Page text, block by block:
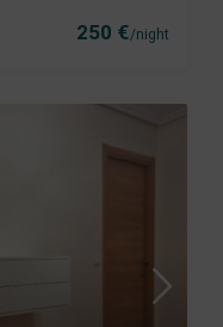
250 €/night